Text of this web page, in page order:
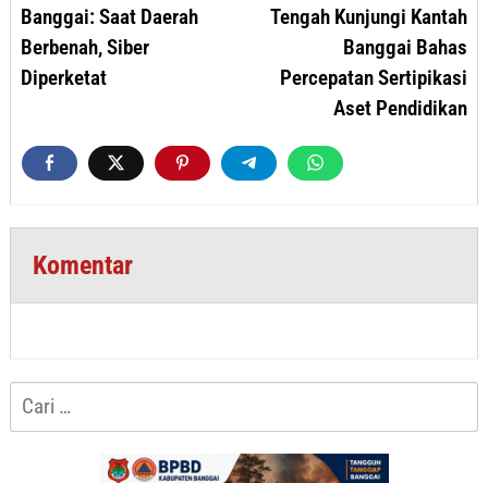
Banggai: Saat Daerah
Berbenah, Siber
Diperketat
Tengah Kunjungi Kantah
Banggai Bahas
Percepatan Sertipikasi
Aset Pendidikan
Komentar
Cari
untuk: